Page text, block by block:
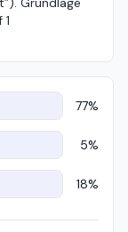
77%
5%
18%